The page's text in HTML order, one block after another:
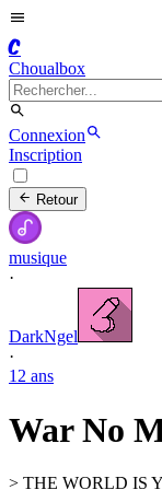
C
Choualbox
Connexion
Inscription
Retour
musique
·
DarkNgel
·
12 ans
War No
> THE WORLD IS